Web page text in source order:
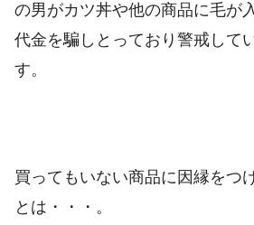
の男がカツ丼や他の商品に毛が
代金を騙しとっており警戒して
す。
買ってもいない商品に因縁をつ
とは・・・。